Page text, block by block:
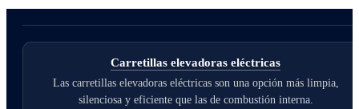
Carretillas elevadoras eléctricas
Las carretillas elevadoras eléctricas son una opción más limpia,
silenciosa y eficiente que las de combustión interna.